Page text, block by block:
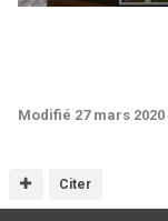
Modifié 27 mars 2020
Citer